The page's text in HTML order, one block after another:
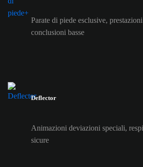
Parate di piede esclusive,
conclusioni basse
Deflector
Animazioni deviazioni speciali,
sicure